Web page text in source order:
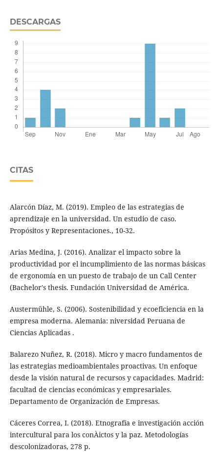
DESCARGAS
CITAS
Alarcón Díaz, M. (2019). Empleo de las estrategias de
aprendizaje en la universidad. Un estudio de caso.
Propósitos y Representaciones., 10-32.
Arias Medina, J. (2016). Analizar el impacto sobre la
productividad por el incumplimiento de las normas básicas
de ergonomía en un puesto de trabajo de un Call Center
(Bachelor's thesis. Fundación Universidad de América.
Austermühle, S. (2006). Sostenibilidad y ecoeficiencia en la
empresa moderna. Alemania: niversidad Peruana de
Ciencias Aplicadas .
Balarezo Nuñez, R. (2018). Micro y macro fundamentos de
las estrategias medioambientales proactivas. Un enfoque
desde la visión natural de recursos y capacidades. Madrid:
facultad de ciencias económicas y empresariales.
Departamento de Organización de Empresas.
Cáceres Correa, I. (2018). Etnografía e investigación acción
intercultural para los conÀictos y la paz. Metodologías
descolonizadoras, 278 p.